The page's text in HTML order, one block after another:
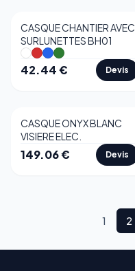
CASQUE CHANTIER AVEC
SURLUNETTES BH01
42.44€ Devis
CASQUE ONYX BLANC
VISIERE ELEC.
149.06€ Devis
1 2